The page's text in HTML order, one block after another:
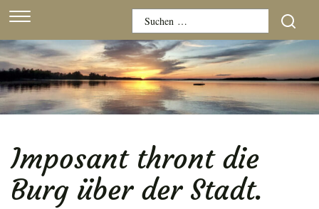
Skip
content
Suchen
nach:
Imposant thront die
Burg über der Stadt.